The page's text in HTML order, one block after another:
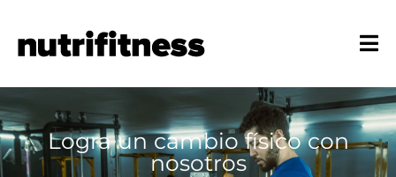
Logra un cambio físico con
nosotros